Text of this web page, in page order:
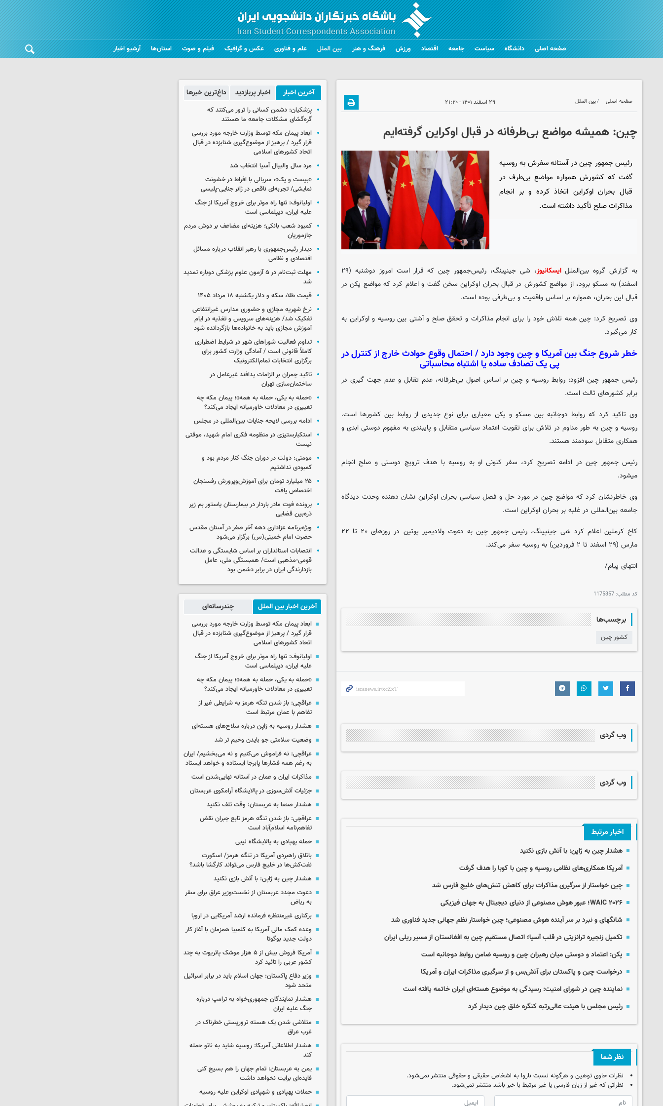
صفحه اصلی دانشگاه سیاست جامعه اقتصاد ورزش فرهنگ و هنر بین الملل علم و فناوری عکس و گرافیک فیلم و صوت استان‌ها آرشیو اخبار
صفحه اصلی بین الملل ۲۹ اسفند ۱۴۰۱ - ۲۱:۲۰
چین: همیشه مواضع بی‌طرفانه در قبال اوکراین گرفته‌ایم
رئیس جمهور چین در آستانه سفرش به روسیه
گفت که کشورش همواره مواضع بی‌طرف در
قبال بحران اوکراین اتخاذ کرده و بر انجام
مذاکرات صلح تأکید داشته است.
به گزارش گروه بین‌المللایسکانیوز
، شی جینپینگ، رئیس‌جمهور چین که قرار است امروز دوشنبه (۲۹
اسفند) به مسکو برود، از مواضع کشورش در قبال بحران اوکراین سخن گفت و اعلام کرد که مواضع پکن در
قبال این بحران، همواره بر اساس واقعیت و بی‌طرفی بوده است.
وی تصریح کرد: چین همه تلاش خود را برای انجام مذاکرات و تحقق صلح و آشتی بین روسیه و اوکراین به
کار می‌گیرد.
خطر شروع جنگ بین آمریکا و چین وجود دارد / احتمال وقوع حوادث خارج از کنترل در
پی یک تصادف ساده یا اشتباه محاسباتی
رئیس جمهور چین افزود: روابط روسیه و چین بر اساس اصول بی‌طرفانه، عدم تقابل و عدم جهت گیری در
برابر کشورهای ثالث است.
وی تاکید کرد که روابط دوجانبه بین مسکو و پکن معیاری برای نوع جدیدی از روابط بین کشورها است.
روسیه و چین به طور مداوم در تلاش برای تقویت اعتماد سیاسی متقابل و پایبندی به مفهوم دوستی ابدی و
همکاری متقابل سودمند هستند.
رئیس جمهور چین در ادامه تصریح کرد، سفر کنونی او به روسیه با هدف ترویج دوستی و صلح انجام
می‎شود.
وی خاطرنشان کرد که مواضع چین در مورد حل و فصل سیاسی بحران اوکراین نشان دهنده وحدت دیدگاه
جامعه بین‌المللی در غلبه بر بحران اوکراین است.
کاخ کرملین اعلام کرد شی جینپینگ، رئیس جمهور چین به دعوت ولادیمیر پوتین در روزهای ۲۰ تا ۲۲
مارس (۲۹ اسفند تا ۲ فروردین) به روسیه سفر می‌کند.
انتهای پیام/
کد مطلب: 1175357
برچسب‌ها
کشور چین
وب گردی
وب گردی
اخبار مرتبط
هشدار چین به ژاپن: با آتش بازی نکنید
آمریکا همکاری‌های نظامی روسیه و چین با کوبا را هدف گرفت
چین خواستار از سرگیری مذاکرات برای کاهش تنش‌های خلیج فارس شد
WAIC ۲۰۲۶؛ عبور هوش مصنوعی از دنیای دیجیتال به جهان فیزیکی
شانگهای و نبرد بر سر آینده هوش مصنوعی؛ چین خواستار نظم جهانی جدید فناوری شد
تکمیل زنجیره ترانزیتی در قلب آسیا؛ اتصال مستقیم چین به افغانستان از مسیر ریلی ایران
پکن: اعتماد و دوستی میان رهبران چین و روسیه ضامن روابط دوجانبه است
درخواست چین و پاکستان برای آتش‌بس و از سرگیری مذاکرات ایران و آمریکا
نماینده چین در شورای امنیت: رسیدگی به موضوع هسته‌ای ایران خاتمه یافته است
رئیس مجلس با هیئت عالی‌رتبه کنگره خلق چین دیدار کرد
نظر شما
نظرات حاوی توهین و هرگونه نسبت ناروا به اشخاص حقیقی و حقوقی منتشر نمی‌شود.
نظراتی که غیر از زبان فارسی یا غیر مرتبط با خبر باشد منتشر نمی‌شود.
آخرین اخبار اخبار پربازدید داغ‌ترین خبرها
پزشکیان: دشمن کسانی را ترور می‌کنند که
گره‌گشای مشکلات جامعه ما هستند
ابعاد پیمان مکه توسط وزارت خارجه مورد بررسی
قرار گیرد / پرهیز از موضوع‌گیری شتابزده در قبال
اتحاد کشورهای اسلامی
مرد سال والیبال آسیا انتخاب شد
«بیست و یک»، سریالی با افراط در خشونت
نمایشی/ تجربه‌ای ناقص در ژانر جنایی-پلیسی
اولیانوف: تنها راه موثر برای خروج آمریکا از جنگ
علیه ایران، دیپلماسی است
کمبود شعب بانکی؛ هزینه‌ای مضاعف بر دوش مردم
جازموریان
دیدار رئیس‌جمهوری با رهبر انقلاب درباره مسائل
اقتصادی و نظامی
مهلت ثبت‌نام در ۵ آزمون علوم پزشکی دوباره تمدید
شد
قیمت طلا، سکه و دلار یکشنبه ۱۸ مرداد ۱۴۰۵
نرخ شهریه مجازی و حضوری مدارس غیرانتفاعی
تفکیک شد/ هزینه‌های سرویس و تغذیه در ایام
آموزش مجازی باید به خانواده‌ها بازگردانده شود
تداوم فعالیت شوراهای شهر در شرایط اضطراری
کاملاً قانونی است / آمادگی وزارت کشور برای
برگزاری انتخابات تمام‌الکترونیک
تاکید چمران بر الزامات پدافند غیرعامل در
ساختمان‌سازی تهران
«حمله به یکی، حمله به همه»؛ پیمان مکه چه
تغییری در معادلات خاورمیانه ایجاد می‌کند؟
ادامه بررسی لایحه جنایات بین‌المللی در مجلس
استکبارستیزی در منظومه فکری امام شهید، موقتی
نیست
مومنی: دولت در دوران جنگ کنار مردم بود و
کمبودی نداشتیم
۲۵ میلیارد تومان برای آموزش‌وپرورش رفسنجان
اختصاص یافت
پرونده فوت مادر باردار در بیمارستان پاستور بم زیر
ذره‌بین قضایی
ویژه‌برنامه عزاداری دهه آخر صفر در آستان مقدس
حضرت امام خمینی(س) برگزار می‌شود
انتصابات استانداران بر اساس شایستگی و عدالت
قومی-مذهبی است/ همبستگی ملی، عامل
بازدارندگی ایران در برابر دشمن بود
آخرین اخبار بین الملل چندرسانه‌ای
ابعاد پیمان مکه توسط وزارت خارجه مورد بررسی
قرار گیرد / پرهیز از موضوع‌گیری شتابزده در قبال
اتحاد کشورهای اسلامی
اولیانوف: تنها راه موثر برای خروج آمریکا از جنگ
علیه ایران، دیپلماسی است
«حمله به یکی، حمله به همه»؛ پیمان مکه چه
تغییری در معادلات خاورمیانه ایجاد می‌کند؟
عراقچی: باز شدن تنگه هرمز به شرایطی غیر از
تفاهم با عمان مرتبط است
هشدار روسیه به ژاپن درباره سلاح‌های هسته‌ای
وضعیت سلامتی جو بایدن وخیم تر شد
عراقچی: نه فراموش می‌کنیم و نه می‌بخشیم/ ایران
به رغم همه فشارها پابرجا ایستاده و خواهد ایستاد
مذاکرات ایران و عمان در آستانه نهایی‌شدن است
جزئیات آتش‌سوزی در پالایشگاه آرامکوی عربستان
هشدار صنعا به عربستان: وقت تلف نکنید
عراقچی: باز شدن تنگه هرمز تابع جبران نقض
تفاهم‌نامه اسلام‌آباد است
حمله پهپادی به پالایشگاه لیبی
باتلاق راهبردی آمریکا در تنگه هرمز/ اسکورت
نفت‌کش‌ها در خلیج فارس می‌تواند کارگشا باشد؟
هشدار چین به ژاپن: با آتش بازی نکنید
دعوت مجدد عربستان از نخست‌وزیر عراق برای سفر
به ریاض
برکناری غیرمنتظره فرمانده ارشد آمریکایی در اروپا
وعده کمک مالی آمریکا به کلمبیا همزمان با آغاز کار
دولت جدید بوگوتا
آمریکا فروش بیش از ۵ هزار موشک پاتریوت به چند
کشور عربی را تائید کرد
وزیر دفاع پاکستان: جهان اسلام باید در برابر اسرائیل
متحد شود
هشدار نمایندگان جمهوری‌خواه به ترامپ درباره
جنگ علیه ایران
متلاشی شدن یک هسته تروریستی خطرناک در
غرب عراق
هشدار اطلاعاتی آمریکا: روسیه شاید به ناتو حمله
کند
یمن به عربستان: تمام جهان را هم بسیج کنی
فایده‌ای برایت نخواهد داشت
حملات پهپادی و شهپادی اوکراین علیه روسیه